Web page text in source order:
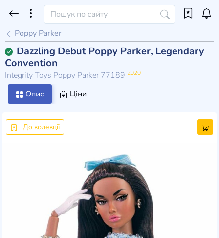
Poppy Parker
Dazzling Debut Poppy Parker, Legendary
Convention
Integrity Toys Poppy Parker 77189 2020
Опис Ціни
До колекції